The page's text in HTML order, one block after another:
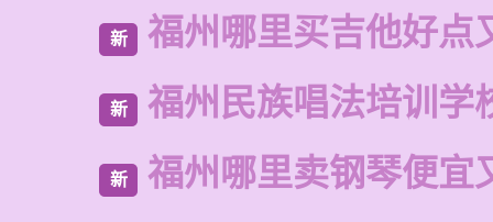
新 福州哪里买吉他好点
新 福州民族唱法培训学
新 福州哪里卖钢琴便宜